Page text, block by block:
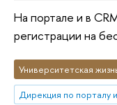
На портале и в
регистрации на
Университетская